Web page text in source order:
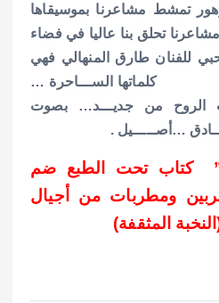
تمشط مشاعرنا بموسيقاها
تحلق بنا عاليا في فضاء
للفنان طارق المنهالي فهي
الســـاحرة …
الروح من جديـــد… بصوت
…أصـــــيل .
” كتاب تحت الطبع ضم
ومطربات من أجيال
المثقفة)